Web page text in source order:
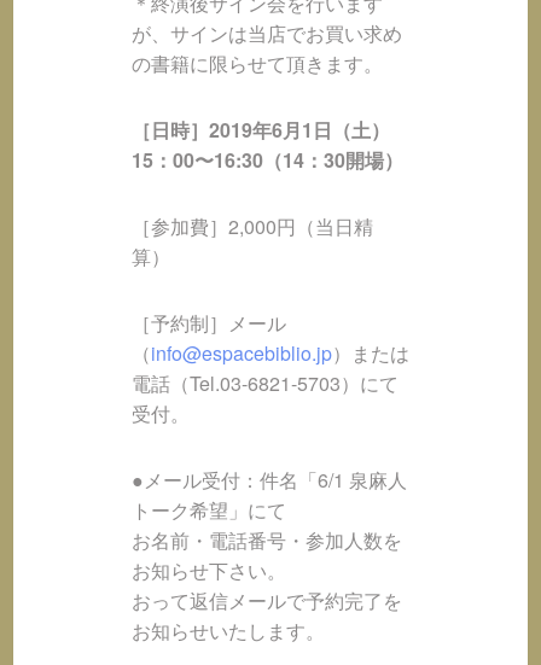
が、サインは当店でお買い求め
の書籍に限らせて頂きます。
［日時］2019年6月1日（土）
15：00〜16:30（14：30開場）
［参加費］2,000円（当日精
算）
［予約制］メール
（info@espacebiblio.jp）または
電話（Tel.03-6821-5703）にて
受付。
●メール受付：件名「6/1 泉麻人
トーク希望」にて
お名前・電話番号・参加人数を
お知らせ下さい。
おって返信メールで予約完了を
お知らせいたします。